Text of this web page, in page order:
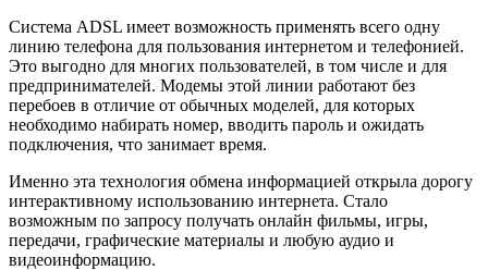
Система ADSL имеет возможность применять всего одну
линию телефона для пользования интернетом и телефонией.
Это выгодно для многих пользователей, в том числе и для
предпринимателей. Модемы этой линии работают без
перебоев в отличие от обычных моделей, для которых
необходимо набирать номер, вводить пароль и ожидать
подключения, что занимает время.
Именно эта технология обмена информацией открыла дорогу
интерактивному использованию интернета. Стало
возможным по запросу получать онлайн фильмы, игры,
передачи, графические материалы и любую аудио и
видеоинформацию.